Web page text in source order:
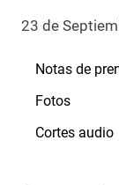
23 de
Notas de
Fotos
Cortes audio